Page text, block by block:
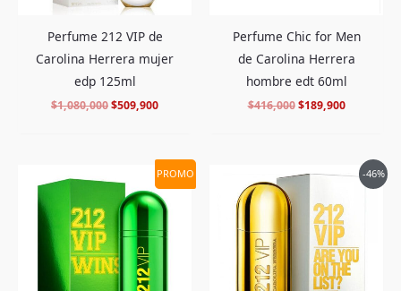
Perfume 212 VIP de
Carolina Herrera mujer
edp 125ml
$1,080,000$509,900
Perfume Chic for Men
de Carolina Herrera
hombre edt 60ml
$416,000 $189,900
PROMO
precio
original
era:
$885,000.
El
precio
actual
es:
$394,900.
-46%
El
era:
$792,000.
precio
es:
$419,900.